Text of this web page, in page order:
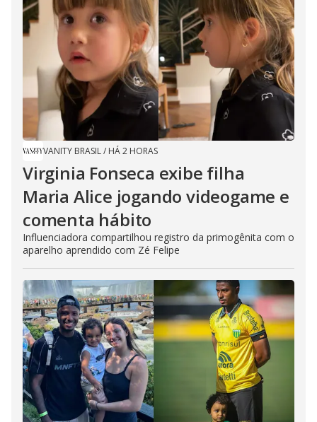
VANITY BRASIL/ HÁ 2 HORAS
Virginia Fonseca exibe filha
Maria Alice jogando videogame e
comenta hábito
Influenciadora compartilhou registro da primogênita com o
aparelho aprendido com Zé Felipe